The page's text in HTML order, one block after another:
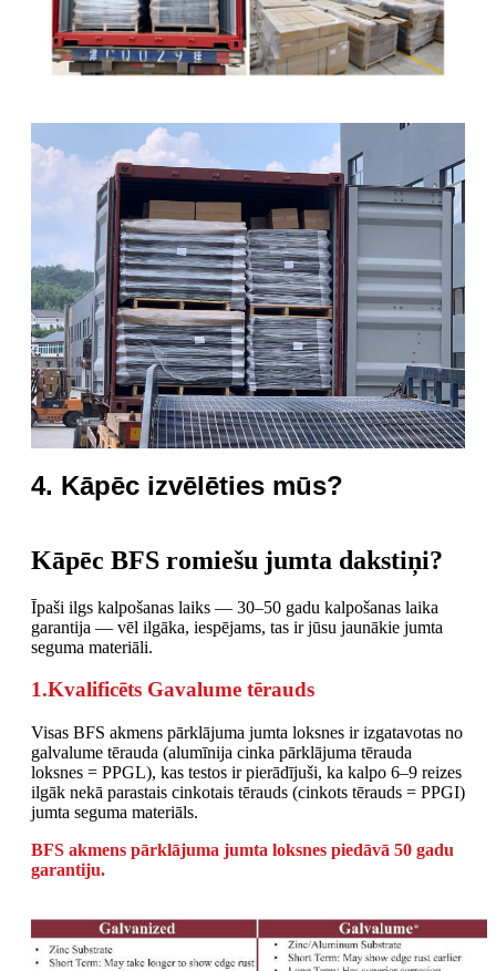
4. Kāpēc izvēlēties mūs?
Kāpēc BFS romiešu jumta dakstiņi?
Īpaši ilgs kalpošanas laiks — 30–50 gadu kalpošanas laika
garantija — vēl ilgāka, iespējams, tas ir jūsu jaunākie jumta
seguma materiāli.
1.Kvalificēts Gavalume tērauds
Visas BFS akmens pārklājuma jumta loksnes ir izgatavotas no
galvalume tērauda (alumīnija cinka pārklājuma tērauda
loksnes = PPGL), kas testos ir pierādījuši, ka kalpo 6–9 reizes
ilgāk nekā parastais cinkotais tērauds (cinkots tērauds = PPGI)
jumta seguma materiāls.
BFS akmens pārklājuma jumta loksnes piedāvā 50 gadu
garantiju.